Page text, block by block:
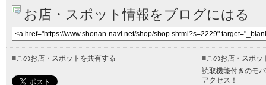
お店・スポット情報をブログにはる
■このお店・スポットを共有する ■このお店・スポッ
読取機能付きのモ
アクセス！